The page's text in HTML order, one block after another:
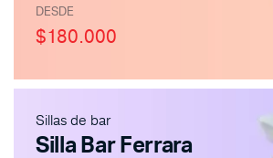
DESDE
$180.000
Sillas de bar
Silla Bar Ferrara